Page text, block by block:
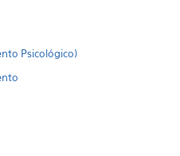
Psicológico)